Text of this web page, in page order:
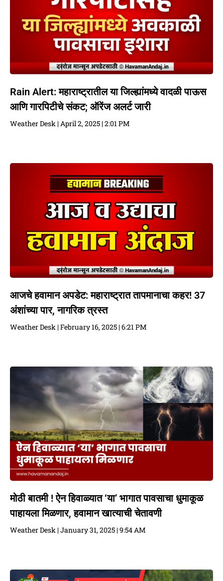
Rain Alert: महाराष्ट्रातील या जिल्ह्यांमध्ये वादळी पाऊस
आणि गारपिटीचे संकट; ऑरेंज अलर्ट जारी
Weather Desk April 2, 2025 2:01 PM
आजचे हवामान अपडेट: महाराष्ट्रात तापमानाचा कहर! 37
अंशांच्या पार, नागरिक त्रस्त
Weather Desk February 16, 2025 6:21 PM
मोठी बातमी ! ऐन हिवाळ्यात ‘या’ भागात पावसाचा धुमाकूळ
पाहायला मिळणार, हवामान खात्याची चेतावणी
Weather Desk January 31, 2025 9:54 AM